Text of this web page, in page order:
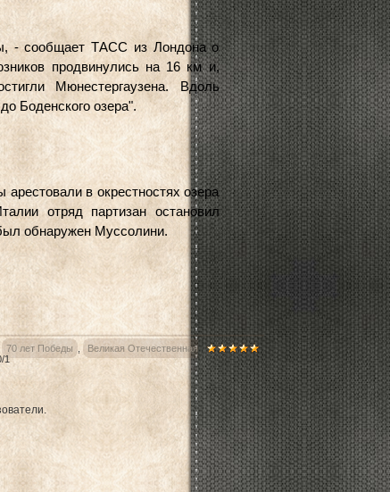
- сообщает ТАСС из Лондона о
продвинулись на 16 км и,
Мюнестергаузена. Вдоль
Боденского озера".
в окрестностях озера
отряд партизан остановил
обнаружен Муссолини.
70 лет Победы
Великая Отечественная
/1